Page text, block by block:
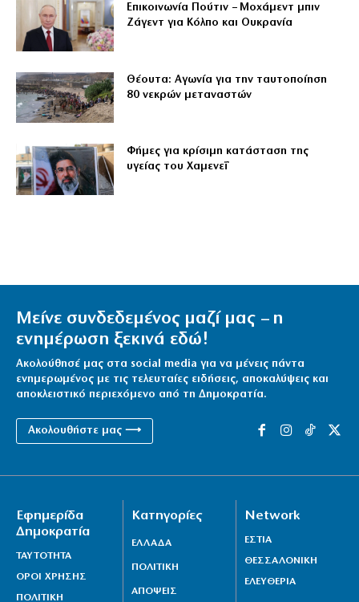
Επικοινωνία Πούτιν – Μοχάμεντ μπιν
Ζάγεντ για Κόλπο και Ουκρανία
Θέουτα: Αγωνία για την ταυτοποίηση
80 νεκρών μεταναστών
Φήμες για κρίσιμη κατάσταση της
υγείας του Χαμενεΐ
Μείνε συνδεδεμένος μαζί μας – η
ενημέρωση ξεκινά εδώ!
Ακολούθησέ μας στα social media για να μένεις πάντα
ενημερωμένος με τις τελευταίες ειδήσεις, αποκαλύψεις και
αποκλειστικό περιεχόμενο από τη Δημοκρατία.
Ακολουθήστε μας ⟶
Εφημερίδα
Δημοκρατία
ΤΑΥΤΟΤΗΤΑ
ΟΡΟΙ ΧΡΗΣΗΣ
ΠΟΛΙΤΙΚΗ
Κατηγορίες
ΕΛΛΑΔΑ
ΠΟΛΙΤΙΚΗ
ΑΠΟΨΕΙΣ
Network
ΕΣΤΙΑ
ΘΕΣΣΑΛΟΝΙΚΗ
ΕΛΕΥΘΕΡΙΑ